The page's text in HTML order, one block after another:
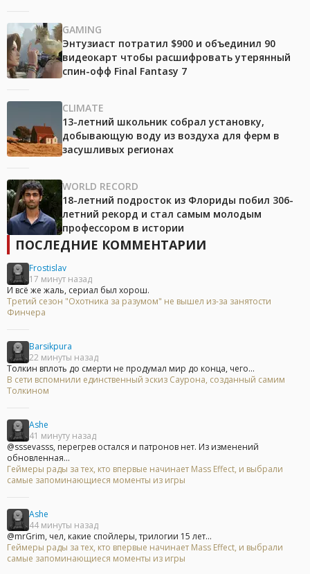
GAMING
Энтузиаст потратил $900 и объединил 90
видеокарт чтобы расшифровать утерянный
спин-офф Final Fantasy 7
CLIMATE
13-летний школьник собрал установку,
добывающую воду из воздуха для ферм в
засушливых регионах
WORLD RECORD
18-летний подросток из Флориды побил 306-
летний рекорд и стал самым молодым
профессором в истории
ПОСЛЕДНИЕ КОММЕНТАРИИ
Frostislav
17 минут назад
И всё же жаль, сериал был хорош.
Третий сезон "Охотника за разумом" не вышел из-за занятости
Финчера
Barsikpura
22 минуты назад
Толкин вплоть до смерти не продумал мир до конца, чего...
В сети вспомнили единственный эскиз Саурона, созданный самим
Толкином
Ashe
41 минуту назад
@sssevasss, перегрев остался и патронов нет. Из изменений
обновленная...
Геймеры рады за тех, кто впервые начинает Mass Effect, и выбрали
самые запоминающиеся моменты из игры
Ashe
44 минуты назад
@mrGrim, чел, какие спойлеры, трилогии 15 лет...
Геймеры рады за тех, кто впервые начинает Mass Effect, и выбрали
самые запоминающиеся моменты из игры